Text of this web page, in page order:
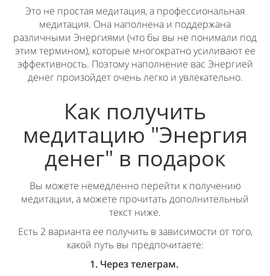
Это не простая медитация, а профессиональная
медитация. Она наполнена и поддержана
различными Энергиями (что бы вы не понимали под
этим термином), которые многократно усиливают ее
эффективность. Поэтому наполнение вас Энергией
денег произойдет очень легко и увлекательно.
Как получить
медитацию "Энергия
денег" в подарок
Вы можете немедленно перейти к получению
медитации, а можете прочитать дополнительный
текст ниже.
Есть 2 варианта ее получить в зависимости от того,
какой путь вы предпочитаете:
1. Через телеграм.